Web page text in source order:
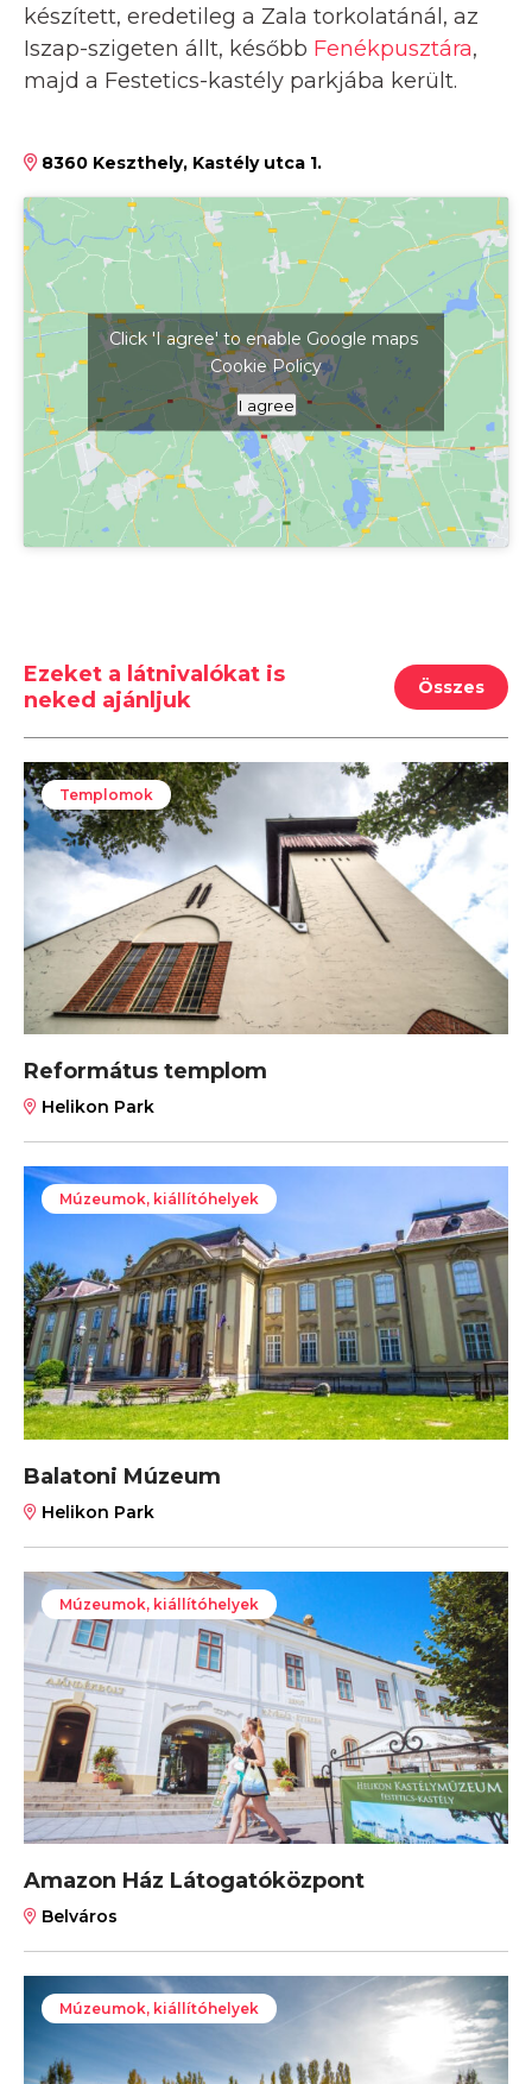
készített, eredetileg a Zala torkolatánál, az
Iszap-szigeten állt, később Fenékpusztára,
majd a Festetics-kastély parkjába került.
8360 Keszthely, Kastély utca 1.
Kattints ide a térkép megjelenítéséhez
Click 'I agree' to enable Google maps
Cookie Policy
I agree
Ezeket a látnivalókat is
neked ajánljuk
Összes
Templomok
Református templom
Helikon Park
Múzeumok, kiállítóhelyek
Balatoni Múzeum
Helikon Park
Múzeumok, kiállítóhelyek
Amazon Ház Látogatóközpont
Belváros
Múzeumok, kiállítóhelyek